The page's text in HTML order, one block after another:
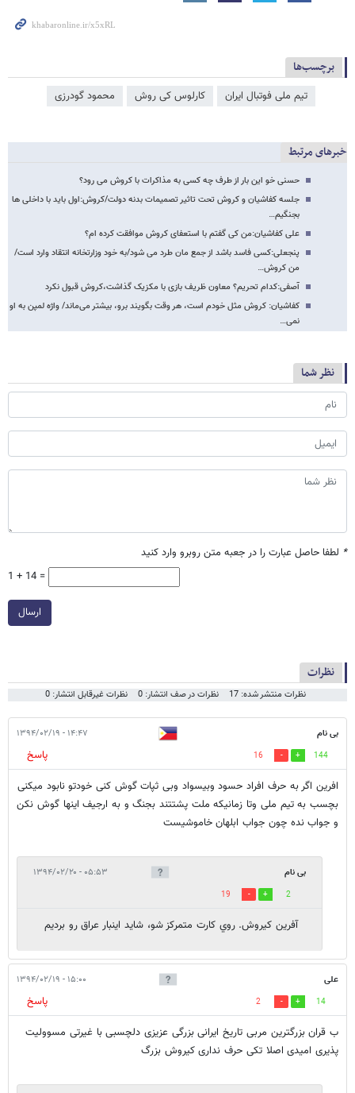
برچسب‌ها
تیم ملی فوتبال ایران کارلوس کی روش محمود گودرزی
خبرهای مرتبط
حسنی خو این بار از طرف چه کسی به مذاکرات با کروش می رود؟
جلسه کفاشیان و کروش تحت تاثیر تصمیمات بدنه دولت/کروش:اول باید با داخلی ها
بجنگیم…
علی کفاشیان:من کی گفتم با استعفای کروش موافقت کرده ام؟
پنجعلی:کسی فاسد باشد از جمع مان طرد می شود/به خود وزارتخانه انتقاد وارد است/
من کروش…
آصفی:کدام تحریم؟ معاون ظریف بازی با مکزیک گذاشت،کروش قبول نکرد
کفاشیان: کروش مثل خودم است، هر وقت بگویند برو، بیشتر می‌ماند/ واژه لمپن به او
نمی…
نظر شما
* لطفا حاصل عبارت را در جعبه متن روبرو وارد کنید
1 + 14 =
ارسال
نظرات
نظرات منتشر شده: 17 نظرات در صف انتشار: 0 نظرات غیرقابل انتشار: 0
بی نام ۱۴:۴۷ - ۱۳۹۴/۰۲/۱۹
144
16
پاسخ
افرین اگر به حرف افراد حسود وبیسواد وبی ثپات گوش کنی خودتو نابود میکنی
بچسب به تیم ملی وتا زمانیکه ملت پشتتند بجنگ و به ارجیف اینها گوش نکن
و جواب نده چون جواب ابلهان خاموشیست
بی نام ۰۵:۵۳ - ۱۳۹۴/۰۲/۲۰
2
19
آفرين كيروش. روي كارت متمركز شو، شايد اينبار عراق رو برديم
علی ۱۵:۰۰ - ۱۳۹۴/۰۲/۱۹
14
2
پاسخ
ب قران بزرگترین مربی تاریخ ایرانی بزرگی عزیزی دلچسبی با غیرتی مسوولیت
پذیری امیدی اصلا تکی حرف نداری کیروش بزرگ